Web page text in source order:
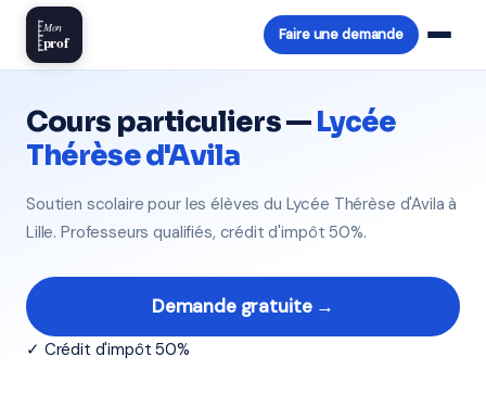
Mon
prof Faire une demande
Cours particuliers —Lycée
Thérèse d'Avila
Soutien scolaire pour les élèves du Lycée Thérèse d'Avila à
Lille. Professeurs qualifiés, crédit d'impôt 50%.
Demande gratuite →
✓ Crédit d'impôt 50%